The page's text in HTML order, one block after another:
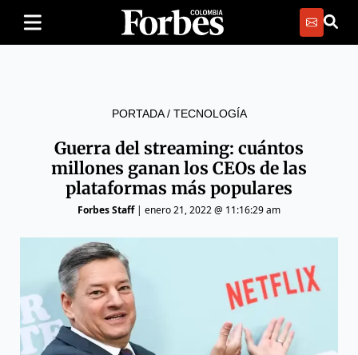
PORTADA/ TECNOLOGÍA
Guerra del streaming: cuántos
millones ganan los CEOs de las
plataformas más populares
Forbes Staff| enero 21, 2022 @ 11:16:29 am